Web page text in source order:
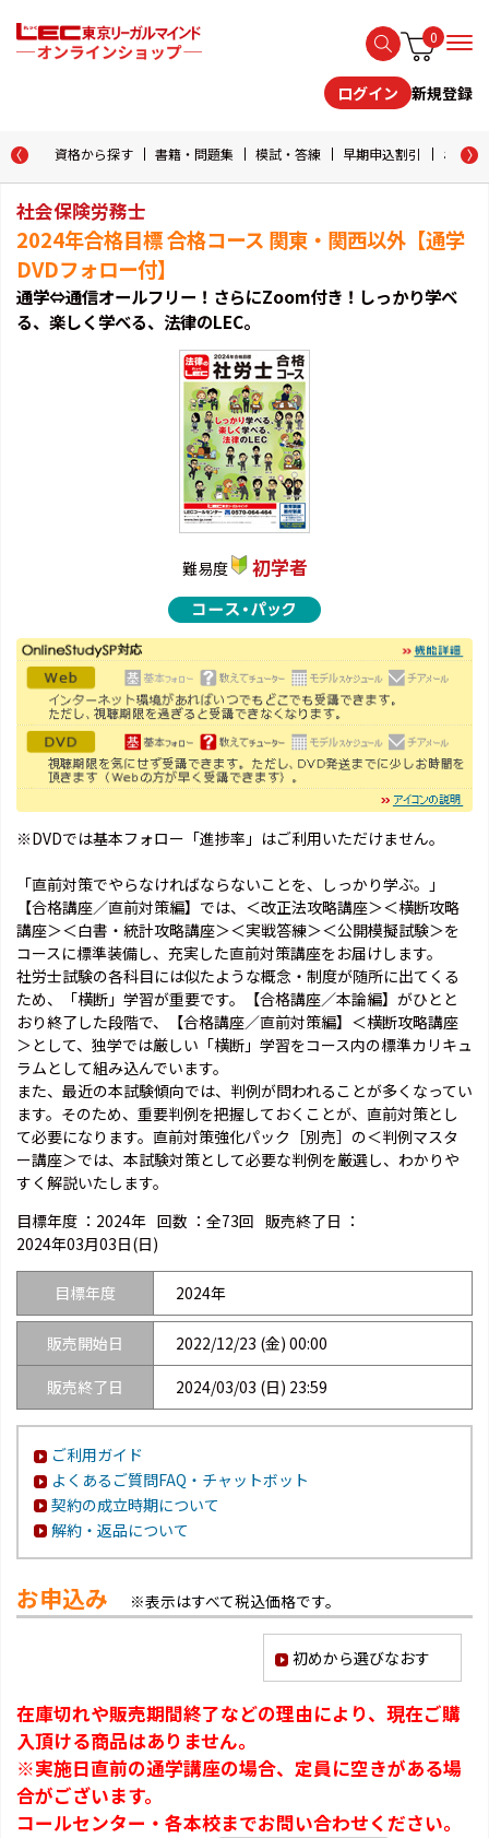
0
ログイン 新規登録
資格から探す 書籍・問題集 模試・答練 早期申込割引 おため
社会保険労務士
2024年合格目標 合格コース 関東・関西以外【通学
DVDフォロー付】
通学⇔通信オールフリー！さらにZoom付き！しっかり学べ
る、楽しく学べる、法律のLEC。
難易度 初学者
※DVDでは基本フォロー「進捗率」はご利用いただけません。
「直前対策でやらなければならないことを、しっかり学ぶ。」
【合格講座／直前対策編】では、＜改正法攻略講座＞＜横断攻略
講座＞＜白書・統計攻略講座＞＜実戦答練＞＜公開模擬試験＞を
コースに標準装備し、充実した直前対策講座をお届けします。
社労士試験の各科目には似たような概念・制度が随所に出てくる
ため、「横断」学習が重要です。【合格講座／本論編】がひとと
おり終了した段階で、【合格講座／直前対策編】＜横断攻略講座
＞として、独学では厳しい「横断」学習をコース内の標準カリキュ
ラムとして組み込んでいます。
また、最近の本試験傾向では、判例が問われることが多くなってい
ます。そのため、重要判例を把握しておくことが、直前対策とし
て必要になります。直前対策強化パック［別売］の＜判例マスタ
ー講座＞では、本試験対策として必要な判例を厳選し、わかりや
すく解説いたします。
目標年度 ： 2024年 回数 ： 全73回 販売終了日 ：
2024年03月03日(日)
目標年度 2024年
販売開始日
2022/12/23 (金) 00:00
販売終了日
2024/03/03 (日) 23:59
ご利用ガイド
よくあるご質問FAQ・チャットボット
契約の成立時期について
解約・返品について
お申込み ※表示はすべて税込価格です。
初めから選びなおす
在庫切れや販売期間終了などの理由により、現在ご購
入頂ける商品はありません。
※実施日直前の通学講座の場合、定員に空きがある場
合がございます。
コールセンター・各本校までお問い合わせください。